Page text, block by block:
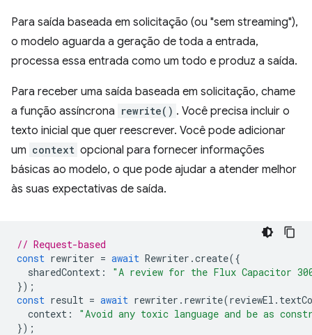
Para saída baseada em solicitação (ou "sem streaming"),
o modelo aguarda a geração de toda a entrada,
processa essa entrada como um todo e produz a saída.
Para receber uma saída baseada em solicitação, chame
a função assíncrona rewrite() . Você precisa incluir o
texto inicial que quer reescrever. Você pode adicionar
um context opcional para fornecer informações
básicas ao modelo, o que pode ajudar a atender melhor
às suas expectativas de saída.
// Request-based
const rewriter = await Rewriter .create({
sharedContext :
"A review for the Flux Capacitor
});
const result = await rewriter . rewrite(reviewEl .
context :
"Avoid any toxic language and be as
});